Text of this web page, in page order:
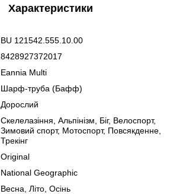
Характеристики
BU 121542.555.10.00
8428927372017
Eannia Multi
Шарф-труба (Бафф)
Дорослий
Скелелазіння, Альпінізм, Біг, Велоспорт,
Зимовий спорт, Мотоспорт, Повсякденне,
Трекінг
Original
National Geographic
Весна, Літо, Осінь